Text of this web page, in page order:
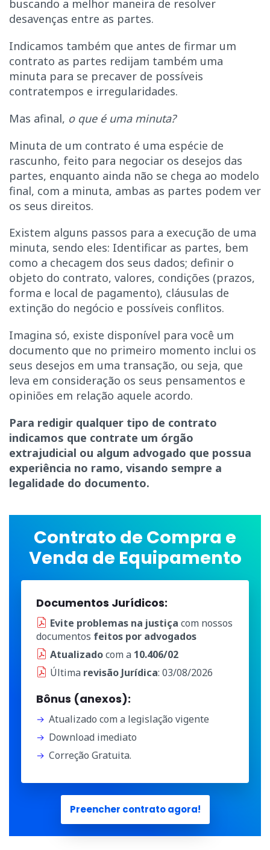
buscando a melhor maneira de resolver
desavenças entre as partes.
Indicamos também que antes de firmar um
contrato as partes redijam também uma
minuta para se precaver de possíveis
contratempos e irregularidades.
Mas afinal, o que é uma minuta?
Minuta de um contrato é uma espécie de
rascunho, feito para negociar os desejos das
partes, enquanto ainda não se chega ao modelo
final, com a minuta, ambas as partes podem ver
os seus direitos.
Existem alguns passos para a execução de uma
minuta, sendo eles: Identificar as partes, bem
como a checagem dos seus dados; definir o
objeto do contrato, valores, condições (prazos,
forma e local de pagamento), cláusulas de
extinção do negócio e possíveis conflitos.
Imagina só, existe disponível para você um
documento que no primeiro momento inclui os
seus desejos em uma transação, ou seja, que
leva em consideração os seus pensamentos e
opiniões em relação aquele acordo.
Para redigir qualquer tipo de contrato
indicamos que contrate um órgão
extrajudicial ou algum advogado que possua
experiência no ramo, visando sempre a
legalidade do documento.
Contrato de Compra e
Venda de Equipamento
Documentos Jurídicos:
Evite problemas na justiça com nossos
documentos feitos por advogados
Atualizadocom a 10.406/02
Última revisão Jurídica: 03/08/2026
Bônus (anexos):
Atualizado com a legislação vigente
Download imediato
Correção Gratuita.
Preencher contrato agora!